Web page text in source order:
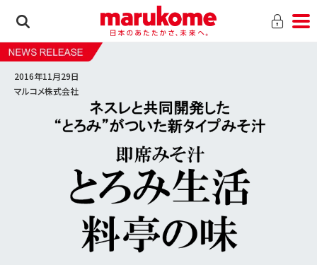
2016年11月29日
マルコメ株式会社